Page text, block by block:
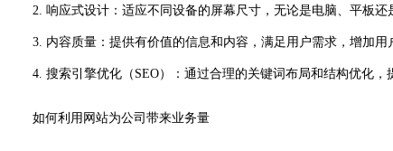
2. 响应式设计：适应不同设备的屏幕尺寸，无论是电脑、平板还
3. 内容质量：提供有价值的信息和内容，满足用户需求，增加用
4. 搜索引擎优化（SEO）：通过合理的关键词布局和结构优化，
如何利用网站为公司带来业务量